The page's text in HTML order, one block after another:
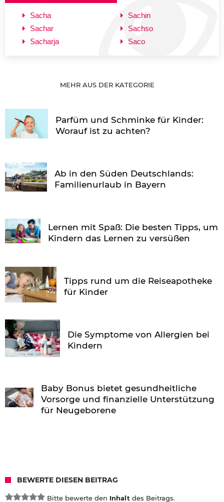
Sacha
Sachar
Sacharja
Sachin
Sachso
Saco
MEHR AUS DER KATEGORIE
Parfüm und Schminke für Kinder:
Worauf ist zu achten?
Ab in den Süden Deutschlands:
Familienurlaub in Bayern
Lernen mit Spaß: Die besten Tipps, um
Kindern das Lernen zu versüßen
Tipps rund um die Reiseapotheke
für Kinder
Die Symptome von Allergien bei
Kindern
Baby Bonus bietet gesundheitliche
Vorsorge und finanzielle Unterstützung
für Neugeborene
BEWERTE DIESEN BEITRAG
Bitte bewerte den Inhalt des Beitrags.